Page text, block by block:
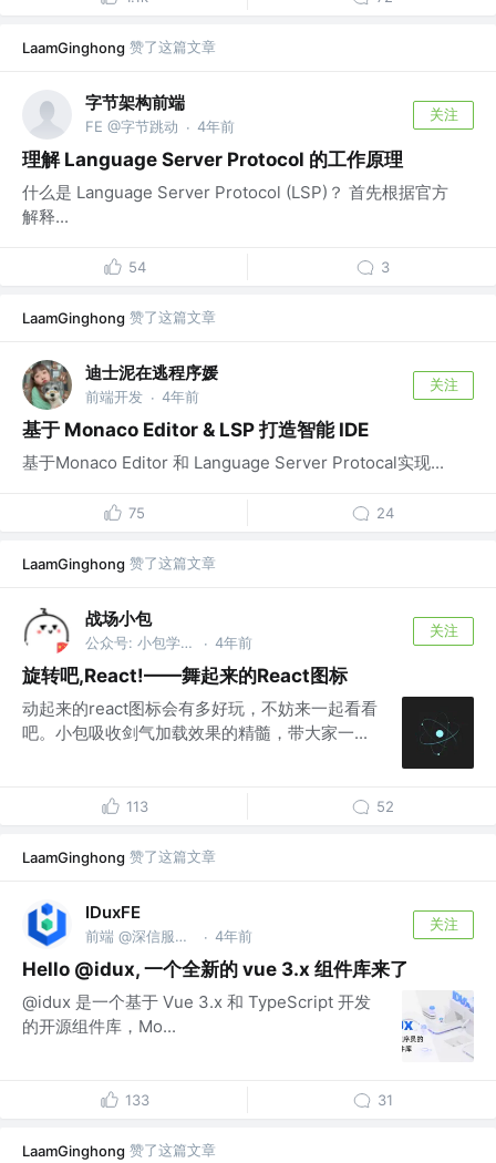
LaamGinghong 赞了这篇文章
字节架构前端
FE @字节跳动 · 4年前
关注
理解 Language Server Protocol 的工作原理
什么是 Language Server Protocol (LSP)？ 首先根据官方
解释...
54 3
LaamGinghong 赞了这篇文章
迪士泥在逃程序媛
前端开发 · 4年前
关注
基于 Monaco Editor & LSP 打造智能 IDE
基于Monaco Editor 和 Language Server Protocal实现...
75 24
LaamGinghong 赞了这篇文章
战场小包
公众号: 小包学前端 · 4年前
关注
旋转吧,React!——舞起来的React图标
动起来的react图标会有多好玩，不妨来一起看看
吧。小包吸收剑气加载效果的精髓，带大家一...
113 52
LaamGinghong 赞了这篇文章
IDuxFE
前端 @深信服前端团队 · 4年前
关注
Hello @idux, 一个全新的 vue 3.x 组件库来了
@idux 是一个基于 Vue 3.x 和 TypeScript 开发
的开源组件库，Mo...
133 31
LaamGinghong 赞了这篇文章